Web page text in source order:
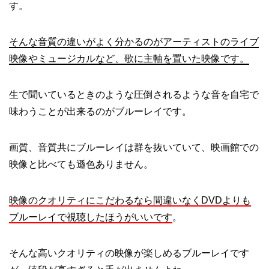
す。
そんな音質の違いがよく分かるのがアーティストのライブ
映像やミュージカルなど、歌に主軸を置いた映像です。
生で聞いているときのような圧倒されるような音を自宅で
味わうことが出来るのがブルーレイです。
画質、音質共にブルーレイは群を抜いていて、映画館での
映像と比べても遜色ありません。
映像のクオリティにこだわるなら間違いなくDVDよりも
ブルーレイで視聴したほうがいいです。
そんな高いクオリティの映像が楽しめるブルーレイです